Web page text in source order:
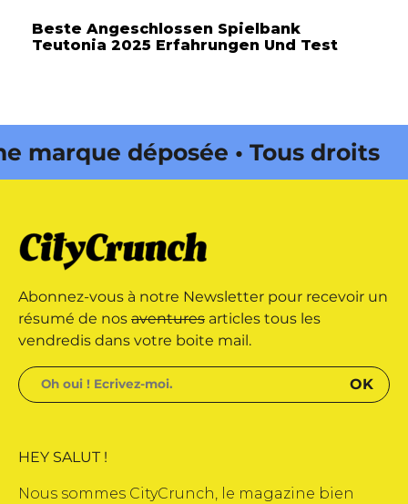
Beste Angeschlossen Spielbank
Teutonia 2025 Erfahrungen Und Test
déposée • Tous droits
déposée • Tous droits
par Buena Onda Web •
Abonnez-vous à notre Newsletter pour recevoir un
résumé de nos aventures articles tous les
vendredis dans votre boite mail.
HEY SALUT !
Nous sommes CityCrunch, le magazine bien